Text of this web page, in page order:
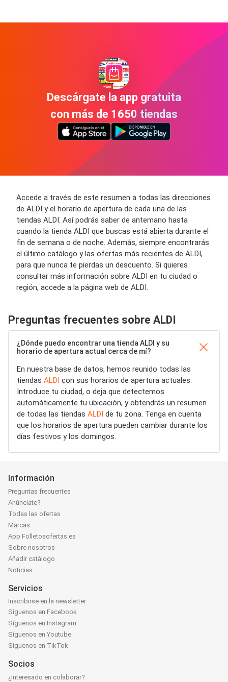
Descárgate la app gratuita
con más de 1650 tiendas
Accede a través de este resumen a todas las direcciones
de ALDI y el horario de apertura de cada una de las
tiendas ALDI. Así podrás saber de antemano hasta
cuando la tienda ALDI que buscas está abierta durante el
fin de semana o de noche. Además, siempre encontrarás
el último catálogo y las ofertas más recientes de ALDI,
para que nunca te pierdas un descuento. Si quieres
consultar más información sobre ALDI en tu ciudad o
región, accede a la página web de ALDI.
Preguntas frecuentes sobre ALDI
¿Dónde puedo encontrar una tienda ALDI y su
horario de apertura actual cerca de mí?
En nuestra base de datos, hemos reunido todas las
tiendas ALDI con sus horarios de apertura actuales.
Introduce tu ciudad, o deja que detectemos
automáticamente tu ubicación, y obtendrás un resumen
de todas las tiendas ALDI de tu zona. Tenga en cuenta
que los horarios de apertura pueden cambiar durante los
días festivos y los domingos.
Información
Preguntas frecuentes
Anúnciate?
Todas las ofertas
Marcas
App Folletosofertas.es
Sobre nosotros
Añadir catálogo
Noticias
Servicios
Inscribirse en la newsletter
Síguenos en Facebook
Síguenos en Instagram
Síguenos en Youtube
Síguenos en TikTok
Socios
¿Interesado en colaborar?